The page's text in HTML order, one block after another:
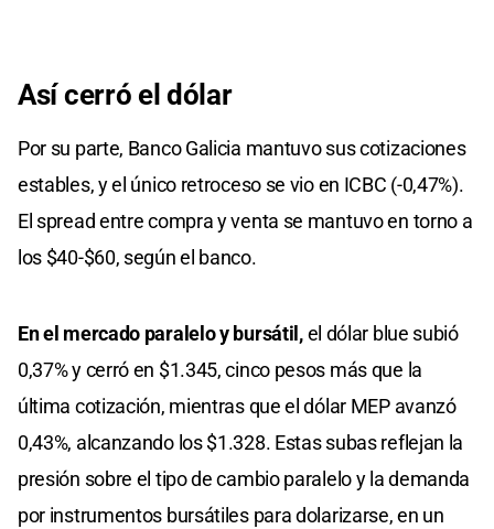
Así cerró el dólar
Por su parte, Banco Galicia mantuvo sus cotizaciones
estables, y el único retroceso se vio en ICBC (-0,47%).
El spread entre compra y venta se mantuvo en torno a
los $40-$60, según el banco.
En el mercado paralelo y bursátil,el dólar blue subió
0,37% y cerró en $1.345, cinco pesos más que la
última cotización, mientras que el dólar MEP avanzó
0,43%, alcanzando los $1.328. Estas subas reflejan la
presión sobre el tipo de cambio paralelo y la demanda
por instrumentos bursátiles para dolarizarse, en un